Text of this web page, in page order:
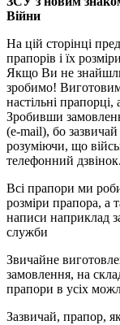
Війни
На цій сторінці
прапорів і їх
Якщо Ви не
зробимо!
настільні
Зробивши
(e-mail), бо
розуміючи, що
телефонний дзвінок.
Всі прапори ми
розміри прапора, а
написи наприклад
служби
Звичайне
замовлення, на
прапори в усіх
Зазвичай, прапор,